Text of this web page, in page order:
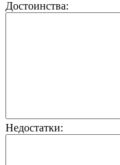
Достоинства:
Недостатки: